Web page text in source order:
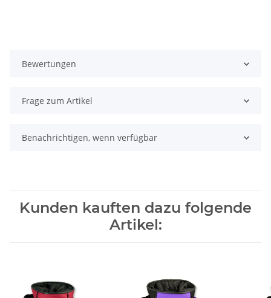
Bewertungen
Frage zum Artikel
Benachrichtigen, wenn verfügbar
Kunden kauften dazu folgende
Artikel: